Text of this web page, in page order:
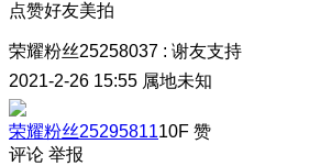
点赞好友美拍
荣耀粉丝25258037 : 谢友支持
2021-2-26 15:55 属地未知
荣耀粉丝2529581110F 赞
评论 举报